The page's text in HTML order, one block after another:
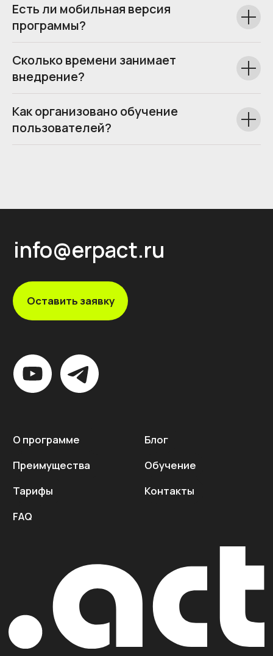
Есть ли мобильная версия
программы?
Сколько времени занимает
внедрение?
Как организовано обучение
пользователей?